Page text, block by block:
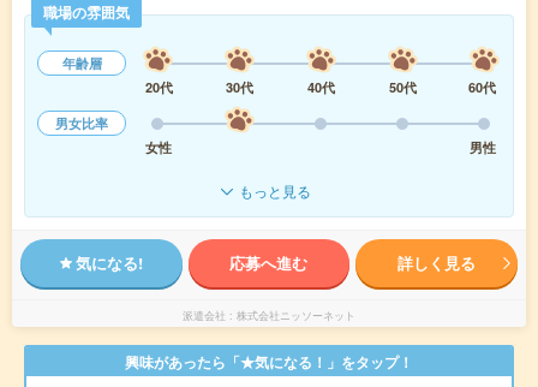
職場の雰囲気
年齢層
20代
30代 40代 50代
60代
男女比率
女性
男性
もっと見る
気になる! 応募へ進む 詳しく見る
派遣会社 株式会社ニッソーネット
興味があったら「★気になる！」をタップ！